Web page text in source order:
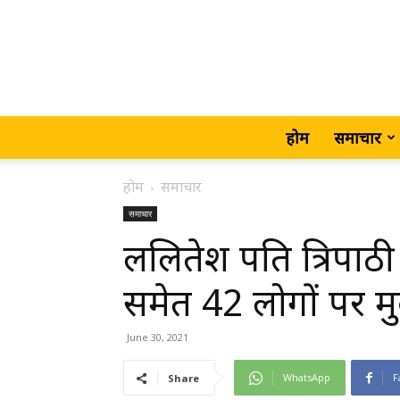
होम समाचार
होम समाचार
समाचार
ललितेश पति
समेत 42 लोगों पर
June 30, 2021
Share WhatsApp